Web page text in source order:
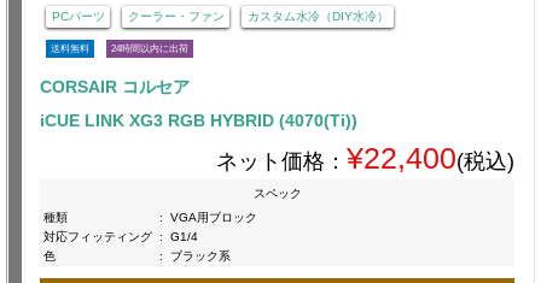
PCパーツ クーラー・ファン カスタム水冷（DIY水冷）
送料無料 24時間以内に出荷
CORSAIR コルセア
iCUE LINK XG3 RGB HYBRID (4070(Ti))
ネット価格： ¥22,400(税込)
スペック
種類
:
VGA用ブロック
対応フィッティング :
G1/4
色
: ブラック系